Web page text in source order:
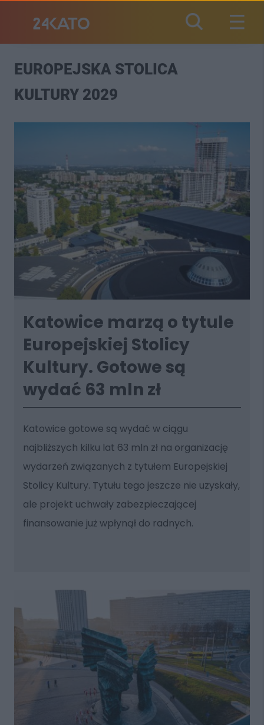
EUROPEJSKA STOLICA
KULTURY 2029
Katowice marzą o tytule
Europejskiej Stolicy
Kultury. Gotowe są
wydać 63 mln zł
Katowice gotowe są wydać w ciągu
najbliższych kilku lat 63 mln zł na organizację
wydarzeń związanych z tytułem Europejskiej
Stolicy Kultury. Tytułu tego jeszcze nie uzyskały,
ale projekt uchwały zabezpieczającej
finansowanie już wpłynął do radnych.